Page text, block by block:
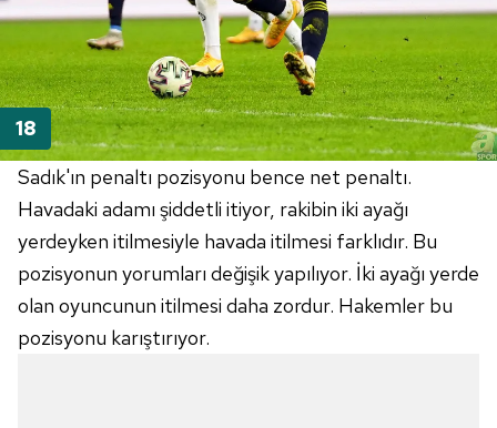
Sadık'ın penaltı pozisyonu bence net penaltı.
Havadaki adamı şiddetli itiyor, rakibin iki ayağı
yerdeyken itilmesiyle havada itilmesi farklıdır. Bu
pozisyonun yorumları değişik yapılıyor. İki ayağı yerde
olan oyuncunun itilmesi daha zordur. Hakemler bu
pozisyonu karıştırıyor.